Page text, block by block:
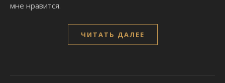
мне нравится.
ЧИТАТЬ ДАЛЕЕ